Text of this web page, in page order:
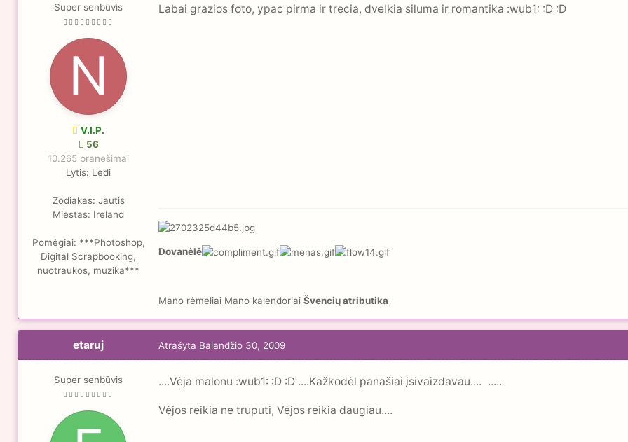
Super senbūvis
V.I.P.
56
10.265 pranešimai
Lytis: Ledi
Zodiakas: Jautis
Miestas: Ireland
Pomėgiai: ***Photoshop,
Digital Scrapbooking,
nuotraukos, muzika***
Labai grazios foto, ypac pirma ir trecia, dvelkia siluma ir romantika :wub1: :D :D
Dovanėlė
Mano rėmeliai Mano kalendoriai Švencių atributika
etaruj
Super senbūvis
Atrašyta Balandžio 30, 2009
....Vėja malonu :wub1: :D :D ....Kažkodėl panašiai įsivaizdavau.... .....
Vėjos reikia ne truputi, Vėjos reikia daugiau....